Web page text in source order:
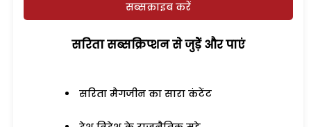
सब्सक्राइब करें
सरिता सब्सक्रिप्शन से जुड़ेें और पाएं
सरिता मैगजीन का सारा कंटेंट